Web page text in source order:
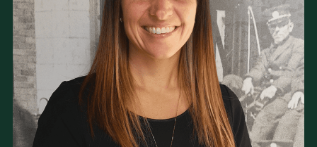
Douleurs et blessures communes
Douleur et rééducation abdominale, périnéale et pelvienne
Préparation à l’accouchement et rééducation post-partum
Physiothérapie pédiatrique (bébés)
Douleurs chroniques variées